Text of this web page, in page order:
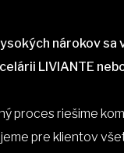
nárokov sa
LIVIANTE
proces riešime
pre klientov